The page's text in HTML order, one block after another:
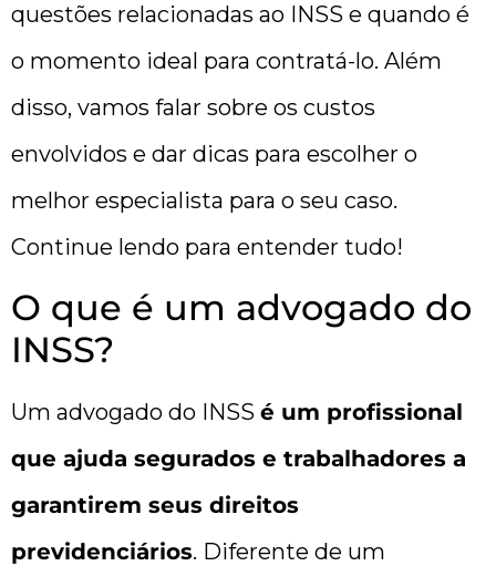
questões relacionadas ao INSS e quando é
o momento ideal para contratá-lo. Além
disso, vamos falar sobre os custos
envolvidos e dar dicas para escolher o
melhor especialista para o seu caso.
Continue lendo para entender tudo!
O que é um advogado do
INSS?
Um advogado do INSS é um profissional
que ajuda segurados e trabalhadores a
garantirem seus direitos
previdenciários. Diferente de um